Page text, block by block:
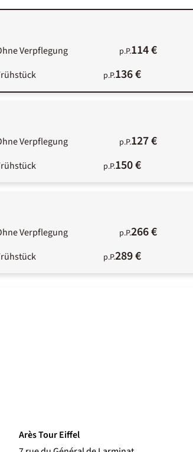
Verpflegung p.P.114 €
p.P.136 €
Verpflegung p.P.127 €
p.P.150 €
Verpflegung p.P.266 €
p.P.289 €
Arès Tour Eiffel